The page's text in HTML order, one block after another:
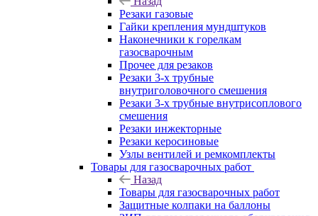
Резаки газовые
Гайки крепления мундштуков
Наконечники к горелкам
газосварочным
Прочее для резаков
Резаки 3-х трубные
внутриголовочного смешения
Резаки 3-х трубные внутрисоплового
смешения
Резаки инжекторные
Резаки керосиновые
Узлы вентилей и ремкомплекты
Товары для газосварочных работ
Назад
Товары для газосварочных работ
Защитные колпаки на баллоны